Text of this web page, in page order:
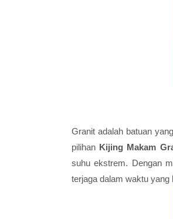
Granit adalah batuan
pilihan Kijing Makam
suhu ekstrem. Dengan
terjaga dalam waktu yang